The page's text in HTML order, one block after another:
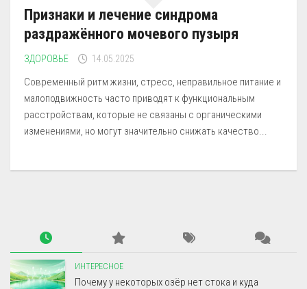
Признаки и лечение синдрома
раздражённого мочевого пузыря
ЗДОРОВЬЕ 14.05.2025
Современный ритм жизни, стресс, неправильное питание и
малоподвижность часто приводят к функциональным
расстройствам, которые не связаны с органическими
изменениями, но могут значительно снижать качество...
ИНТЕРЕСНОЕ
Почему у некоторых озёр нет стока и куда